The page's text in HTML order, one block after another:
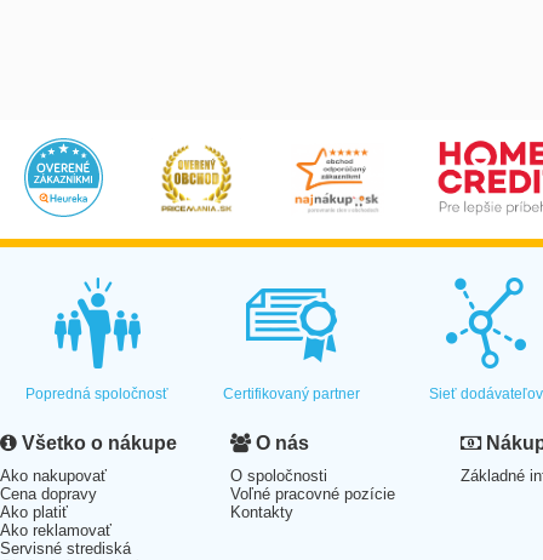
Popredná spoločnosť Certifikovaný partner Sieť dodávateľov
Všetko o nákupe
Ako nakupovať
Cena dopravy
Ako platiť
Ako reklamovať
Servisné strediská
O nás
O spoločnosti
Voľné pracovné pozície
Kontakty
Základné